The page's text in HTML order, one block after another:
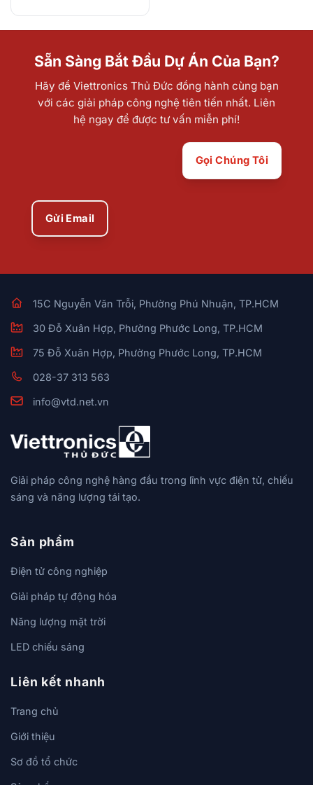
Sẵn Sàng Bắt Đầu Dự Án Của Bạn?
Hãy để Viettronics Thủ Đức đồng hành cùng bạn
với các giải pháp công nghệ tiên tiến nhất. Liên
hệ ngay để được tư vấn miễn phí!
Gọi Chúng Tôi
Gửi Email
15C Nguyễn Văn Trỗi, Phường Phú Nhuận, TP.HCM
30 Đỗ Xuân Hợp, Phường Phước Long, TP.HCM
75 Đỗ Xuân Hợp, Phường Phước Long, TP.HCM
028-37 313 563
info@vtd.net.vn
Giải pháp công nghệ hàng đầu trong lĩnh vực điện tử, chiếu
sáng và năng lượng tái tạo.
Sản phẩm
Điện tử công nghiệp
Giải pháp tự động hóa
Năng lượng mặt trời
LED chiếu sáng
Liên kết nhanh
Trang chủ
Giới thiệu
Sơ đồ tổ chức